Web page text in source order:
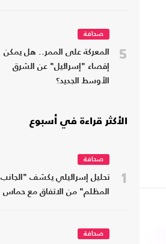
5
صحافة
المعركة على الممر.. هل يمكن
إقصاء "إسرائيل" عن الشرق
الأوسط الجديد؟
الأكثر قراءة في أسبوع
1
صحافة
تحليل إسرائيلي يكشف "الجانب
المظلم" من الاتفاق مع حماس
صحافة